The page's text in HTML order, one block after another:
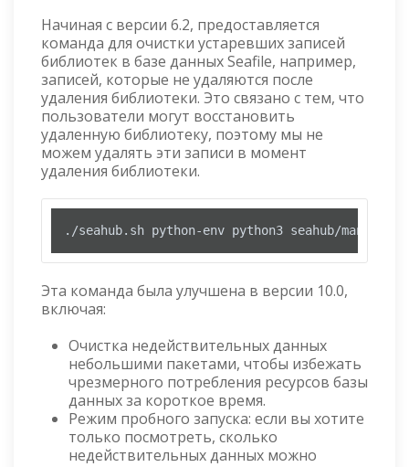
Начиная с версии 6.2, предоставляется
команда для очистки устаревших записей
библиотек в базе данных Seafile, например,
записей, которые не удаляются после
удаления библиотеки. Это связано с тем, что
пользователи могут восстановить
удаленную библиотеку, поэтому мы не
можем удалять эти записи в момент
удаления библиотеки.
./seahub.sh python-env python3 seahub/
Эта команда была улучшена в версии 10.0,
включая:
Очистка недействительных данных
небольшими пакетами, чтобы избежать
чрезмерного потребления ресурсов базы
данных за короткое время.
Режим пробного запуска: если вы хотите
только посмотреть, сколько
недействительных данных можно